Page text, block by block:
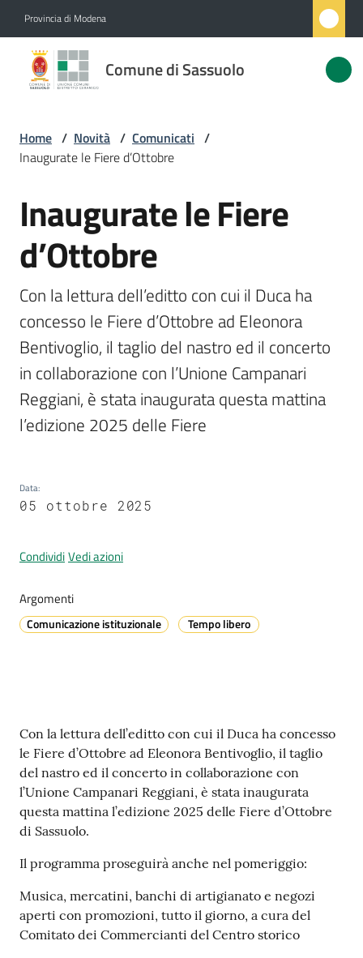
Provincia di Modena
Comune di Sassuolo
Comune
di
Novità
Menu selezionato
Servizi
Vivere
Sassuolo
A
e
r
m
t
e
s
i
t
S
a
s
u
l
o
Home / Novità / Comunicati /
Inaugurate le Fiere d’Ottobre
Salta al contenuto
Inaugurate le Fiere
d’Ottobre
Con la lettura dell’editto con cui il Duca ha
concesso le Fiere d’Ottobre ad Eleonora
Bentivoglio, il taglio del nastro ed il concerto
in collaborazione con l’Unione Campanari
Reggiani, è stata inaugurata questa mattina
l’edizione 2025 delle Fiere
Data:
05 ottobre 2025
CondividiVedi azioni
Argomenti
Comunicazione istituzionale Tempo libero
Contenuto
Con la lettura dell’editto con cui il Duca ha concesso
le Fiere d’Ottobre ad Eleonora Bentivoglio, il taglio
del nastro ed il concerto in collaborazione con
l’Unione Campanari Reggiani, è stata inaugurata
questa mattina l’edizione 2025 delle Fiere d’Ottobre
di Sassuolo.
Il programma proseguirà anche nel pomeriggio:
Musica, mercatini, banchi di artigianato e negozi
aperti con promozioni, tutto il giorno, a cura del
Comitato dei Commercianti del Centro storico